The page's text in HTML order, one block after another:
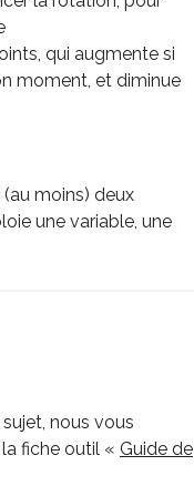
qui augmente si
moment, et diminue
(au moins) deux
une variable, une
nous vous
fiche outil « Guide de